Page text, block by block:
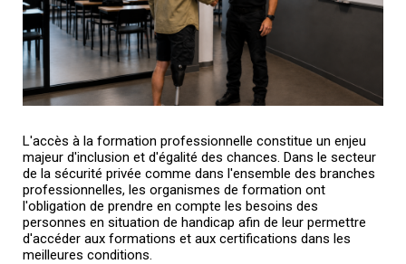
L'accès à la formation professionnelle constitue un enjeu
majeur d'inclusion et d'égalité des chances. Dans le secteur
de la sécurité privée comme dans l'ensemble des branches
professionnelles, les organismes de formation ont
l'obligation de prendre en compte les besoins des
personnes en situation de handicap afin de leur permettre
d'accéder aux formations et aux certifications dans les
meilleures conditions.